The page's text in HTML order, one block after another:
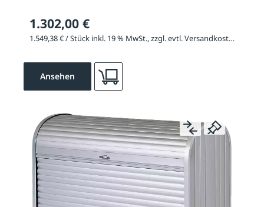
1.302,00 €
1.549,38 € / Stück inkl. 19 % MwSt., zzgl. evtl. Versandkosten
Ansehen